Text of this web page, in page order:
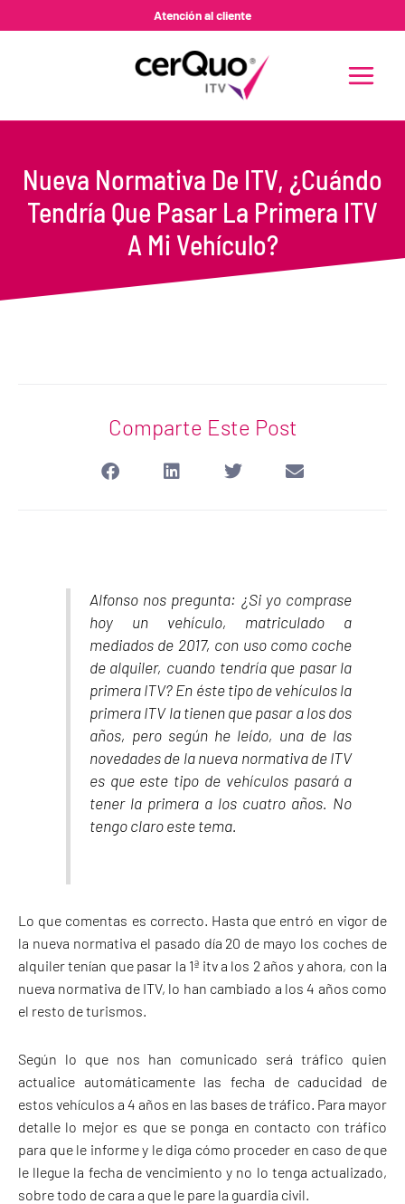
Atención al cliente
MENU
Nueva Normativa De ITV, ¿Cuándo
Tendría Que Pasar La Primera ITV
A Mi Vehículo?
Comparte Este Post
Alfonso nos pregunta: ¿Si yo comprase
hoy un vehículo, matriculado a
mediados de 2017, con uso como coche
de alquiler, cuando tendría que pasar la
primera ITV? En éste tipo de vehículos la
primera ITV la tienen que pasar a los dos
años, pero según he leído, una de las
novedades de la nueva normativa de ITV
es que este tipo de vehículos pasará a
tener la primera a los cuatro años. No
tengo claro este tema.
Lo que comentas es correcto. Hasta que entró en vigor de
la nueva normativa el pasado día 20 de mayo los coches de
alquiler tenían que pasar la 1ª itv a los 2 años y ahora, con la
nueva normativa de ITV, lo han cambiado a los 4 años como
el resto de turismos.
Según lo que nos han comunicado será tráfico quien
actualice automáticamente las fecha de caducidad de
estos vehículos a 4 años en las bases de tráfico. Para mayor
detalle lo mejor es que se ponga en contacto con tráfico
para que le informe y le diga cómo proceder en caso de que
le llegue la fecha de vencimiento y no lo tenga actualizado,
sobre todo de cara a que le pare la guardia civil.